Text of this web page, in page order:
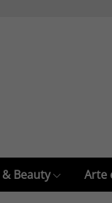
Beauty Arte